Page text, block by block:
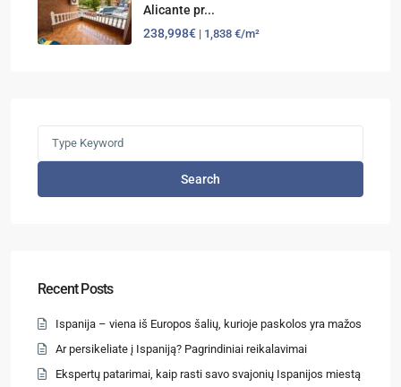
Alicante pr...
238,998€ | 1,838 €/m²
Search
Recent Posts
Ispanija – viena iš Europos šalių, kurioje paskolos yra mažos
Ar persikeliate į Ispaniją? Pagrindiniai reikalavimai
Ekspertų patarimai, kaip rasti savo svajonių Ispanijos miestą